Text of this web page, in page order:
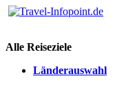
Alle Reiseziele
Länderauswahl